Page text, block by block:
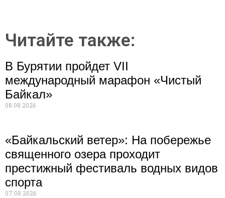
Читайте также:
В Бурятии пройдет VII
международный марафон «Чистый
Байкал»
08.08.2026
«Байкальский ветер»: На побережье
священного озера проходит
престижный фестиваль водных видов
спорта
07.08.2026